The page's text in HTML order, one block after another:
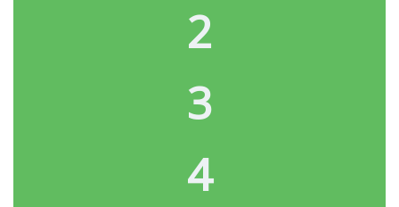
2
3
4